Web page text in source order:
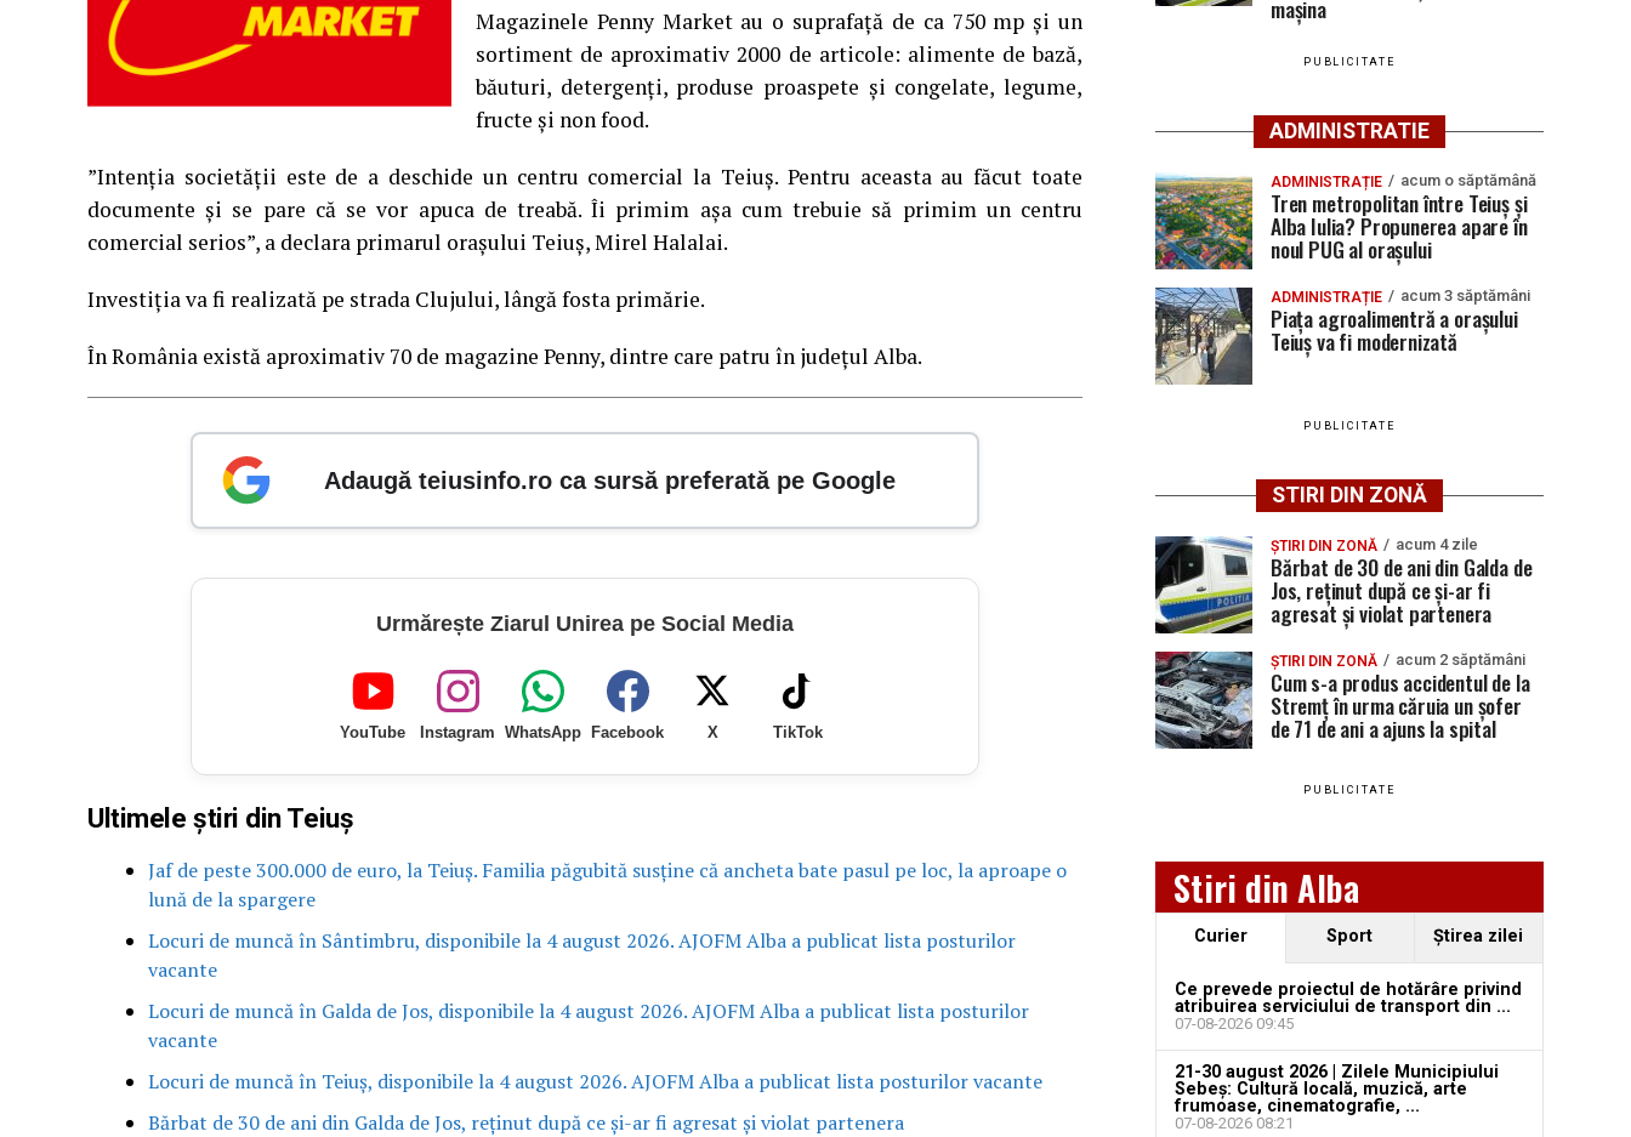
Magazinele Penny Market au o suprafaţă de ca 750 mp şi un
sortiment de aproximativ 2000 de articole: alimente de bază,
băuturi, detergenţi, produse proaspete şi congelate, legume,
fructe şi non food.
”Intenția societății este de a deschide un centru comercial la Teiuș. Pentru aceasta au făcut toate
documente și se pare că se vor apuca de treabă. Îi primim așa cum trebuie să primim un centru
comercial serios”, a declara primarul orașului Teiuș, Mirel Halalai.
Investiția va fi realizată pe strada Clujului, lângă fosta primărie.
În România există aproximativ 70 de magazine Penny, dintre care patru în județul Alba.
Adaugă teiusinfo.ro ca sursă preferată pe Google
Urmărește Ziarul Unirea pe Social Media
YouTube Instagram WhatsApp Facebook X TikTok
Ultimele știri din Teiuș
Jaf de peste 300.000 de euro, la Teiuș. Familia păgubită susține că ancheta bate pasul pe loc, la aproape o
lună de la spargere
Locuri de muncă în Sântimbru, disponibile la 4 august 2026. AJOFM Alba a publicat lista posturilor
vacante
Locuri de muncă în Galda de Jos, disponibile la 4 august 2026. AJOFM Alba a publicat lista posturilor
vacante
Locuri de muncă în Teiuș, disponibile la 4 august 2026. AJOFM Alba a publicat lista posturilor vacante
Bărbat de 30 de ani din Galda de Jos, reținut după ce și-ar fi agresat și violat partenera
mașina
PUBLICITATE
ADMINISTRATIE
ADMINISTRAȚIE acum o săptămână
Tren metropolitan între Teiuș și
Alba Iulia? Propunerea apare în
noul PUG al orașului
ADMINISTRAȚIE acum 3 săptămâni
Piața agroalimentră a orașului
Teiuș va fi modernizată
PUBLICITATE
STIRI DIN ZONĂ
ȘTIRI DIN ZONĂ acum 4 zile
Bărbat de 30 de ani din Galda de
Jos, reținut după ce și-ar fi
agresat și violat partenera
ȘTIRI DIN ZONĂ acum 2 săptămâni
Cum s-a produs accidentul de la
Stremț în urma căruia un șofer
de 71 de ani a ajuns la spital
PUBLICITATE
Stiri din Alba
Curier Sport Ştirea zilei
Ce prevede proiectul de hotărâre privind
atribuirea serviciului de transport din ...
07-08-2026 09:45
21-30 august 2026 | Zilele Municipiului
Sebeș: Cultură locală, muzică, arte
frumoase, cinematografie, ...
07-08-2026 08:21